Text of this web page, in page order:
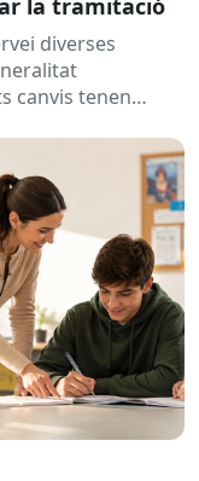
la tramitació
diverses
canvis tenen